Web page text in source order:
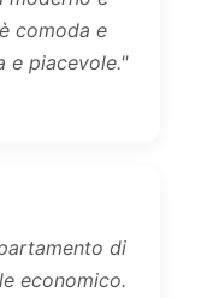
comoda e
e piacevole."
di
economico.